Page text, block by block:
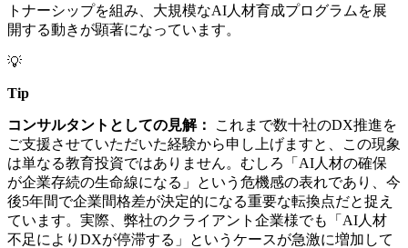
トナーシップを組み、大規模なAI人材育成プログラムを展
開する動きが顕著になっています。
💡
Tip
コンサルタントとしての見解：
これまで数十社のDX推進を
ご支援させていただいた経験から申し上げますと、この現象
は単なる教育投資ではありません。むしろ「AI人材の確保
が企業存続の生命線になる」という危機感の表れであり、今
後5年間で企業間格差が決定的になる重要な転換点だと捉え
ています。実際、弊社のクライアント企業様でも「AI人材
不足によりDXが停滞する」というケースが急激に増加して